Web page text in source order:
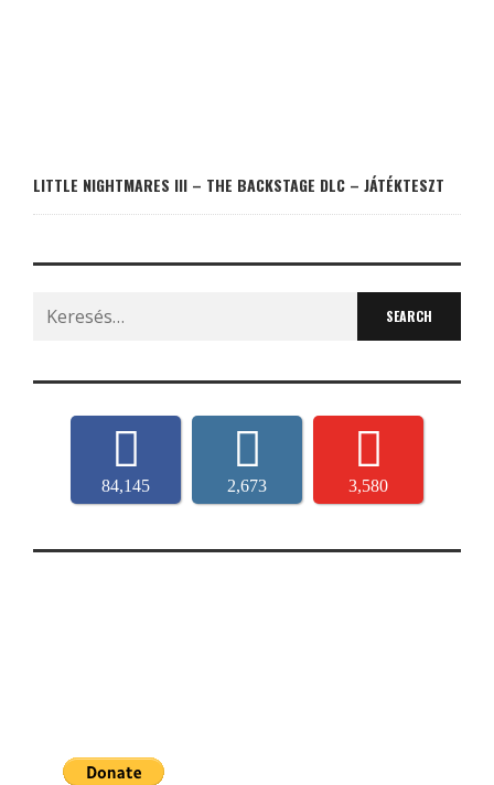
LITTLE NIGHTMARES III – THE BACKSTAGE DLC – JÁTÉKTESZT
Search
for:
84,145 2,673 3,580